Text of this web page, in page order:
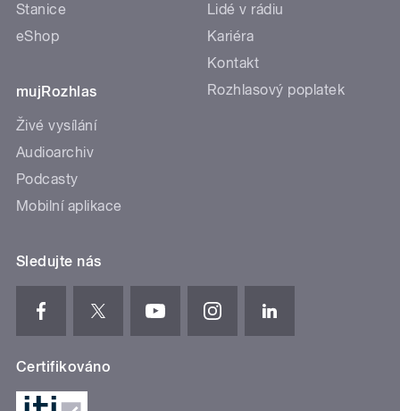
Stanice
eShop
mujRozhlas
Živé vysílání
Audioarchiv
Podcasty
Mobilní aplikace
Lidé v rádiu
Kariéra
Kontakt
Rozhlasový poplatek
Sledujte nás
Certifikováno